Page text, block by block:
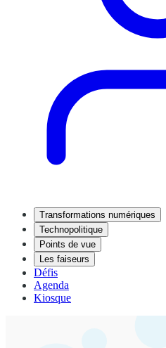
Transformations numériques
Technopolitique
Points de vue
Les faiseurs
Défis
Agenda
Kiosque